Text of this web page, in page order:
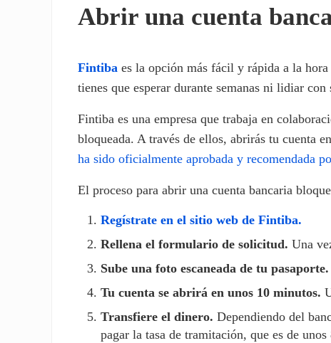
Abrir una cuenta
Fintiba es la opción más fácil y rápida a la
tienes que esperar durante semanas ni lidiar
Fintiba es una empresa que trabaja en
bloqueada. A través de ellos, abrirás tu cuenta
ha sido oficialmente aprobada y recomendada
El proceso para abrir una cuenta bancaria
Regístrate en el sitio web de Fintiba.
Rellena el formulario de solicitud. Una
Sube una foto escaneada de tu pasaporte.
Tu cuenta se abrirá en unos 10 minutos.
Transfiere el dinero. Dependiendo del
pagar la tasa de tramitación, que es de unos